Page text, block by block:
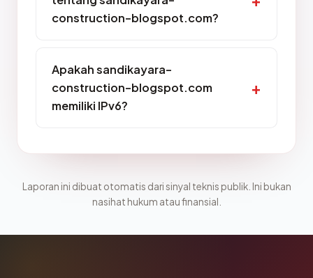
construction-blogspot.com?
Apakah sandikayara-
construction-blogspot.com
memiliki IPv6?
Laporan ini dibuat otomatis dari sinyal teknis publik. Ini bukan
nasihat hukum atau finansial.